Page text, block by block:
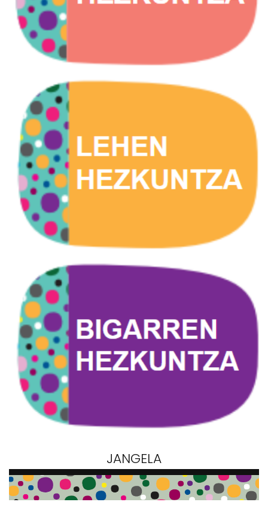
JANGELA